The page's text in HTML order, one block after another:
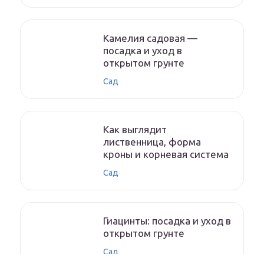
Камелия садовая —
посадка и уход в
открытом грунте
Сад
Как выглядит
лиственница, форма
кроны и корневая система
Сад
Гиацинты: посадка и уход в
открытом грунте
Сад